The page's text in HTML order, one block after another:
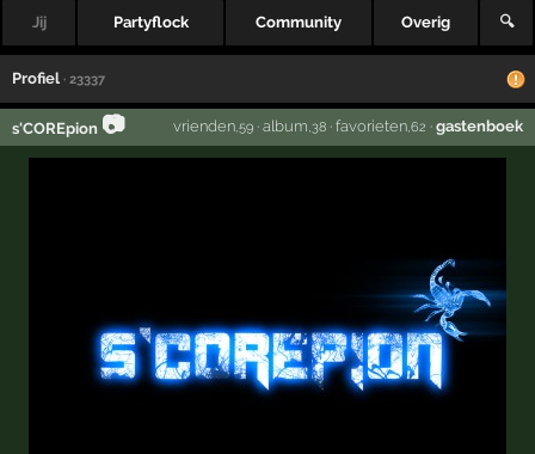
Jij Partyflock Community Overig 🔍
Profiel · 23337
s'COREpion 📷 vrienden,59· album ,38· favorieten,62 · gastenboek